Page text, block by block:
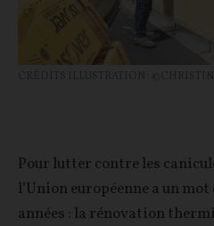
Pour lutter contre les
l’Union européenne a un
années : la rénovation